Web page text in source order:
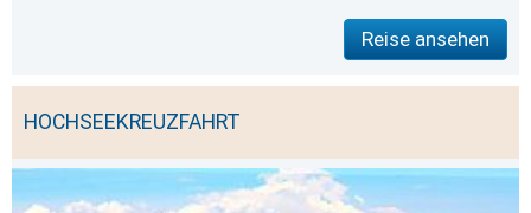
Reise ansehen
HOCHSEEKREUZFAHRT